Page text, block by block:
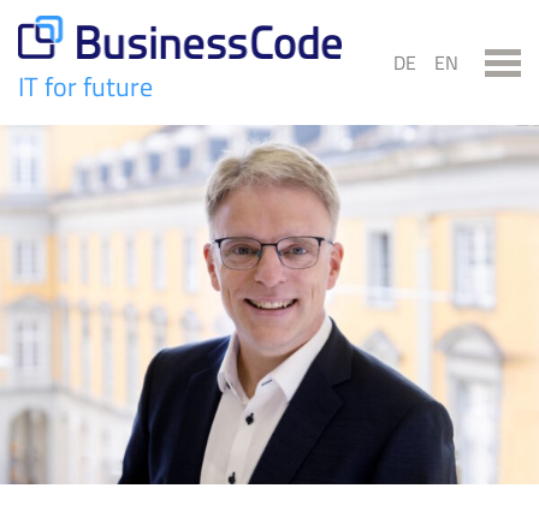
content
IT for future
DE EN